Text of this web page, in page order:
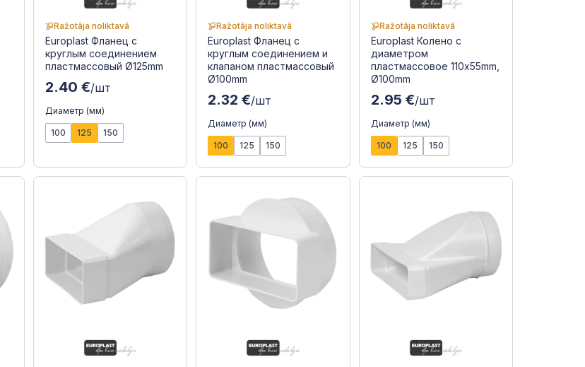
Ražotāja noliktavā
Europlast Фланец с
круглым соединением
пластмассовый Ø125mm
2.40 €/шт
Диаметр (мм)
100 125 150
Ražotāja noliktavā
Europlast Фланец с
круглым соединением и
клапаном пластмассовый
Ø100mm
2.32 €/шт
Диаметр (мм)
100 125 150
Ražotāja noliktavā
Europlast Колено с
диаметром
пластмассовое 110x55mm,
Ø100mm
2.95 €/шт
Диаметр (мм)
100 125 150